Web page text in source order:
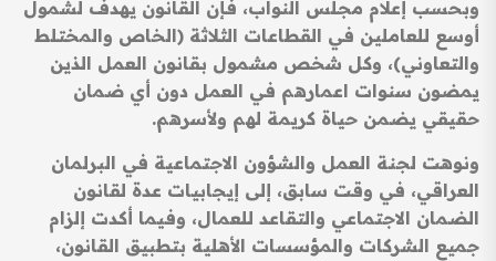
وبحسب إعلام مجلس النواب، فإن القانون يهدف لشمول
أوسع للعاملين في القطاعات الثلاثة (الخاص والمختلط
والتعاوني)، وكل شخص مشمول بقانون العمل الذين
يمضون سنوات اعمارهم في العمل دون أي ضمان
حقيقي يضمن حياة كريمة لهم ولأسرهم.
ونوهت لجنة العمل والشؤون الاجتماعية في البرلمان
العراقي، في وقت سابق، إلى إيجابيات عدة لقانون
الضمان الاجتماعي والتقاعد للعمال، وفيما أكدت إلزام
جميع الشركات والمؤسسات الأهلية بتطبيق القانون،